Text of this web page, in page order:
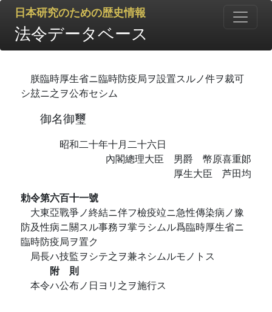
日本研究のための歴史情報
法令データベース
朕臨時厚生省ニ臨時防疫局ヲ設置スルノ件ヲ裁可
シ玆ニ之ヲ公布セシム
御名御璽
昭和二十年十月二十六日
內閣總理大臣 男爵 幣原喜重郞
厚生大臣 芦田均
勅令第六百十一號
大東亞戰爭ノ終結ニ伴フ檢疫竝ニ急性傳染病ノ豫
防及性病ニ關スル事務ヲ掌ラシムル爲臨時厚生省ニ
臨時防疫局ヲ置ク
局長ハ技監ヲシテ之ヲ兼ネシムルモノトス
附 則
本令ハ公布ノ日ヨリ之ヲ施行ス